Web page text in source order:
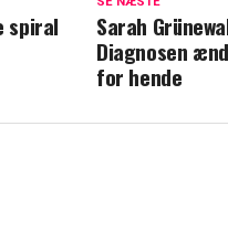
Vidne afslører intime
Sarah
Diagnosen
for hende
spiral